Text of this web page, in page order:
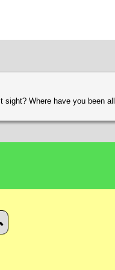
sight? Where have you been all